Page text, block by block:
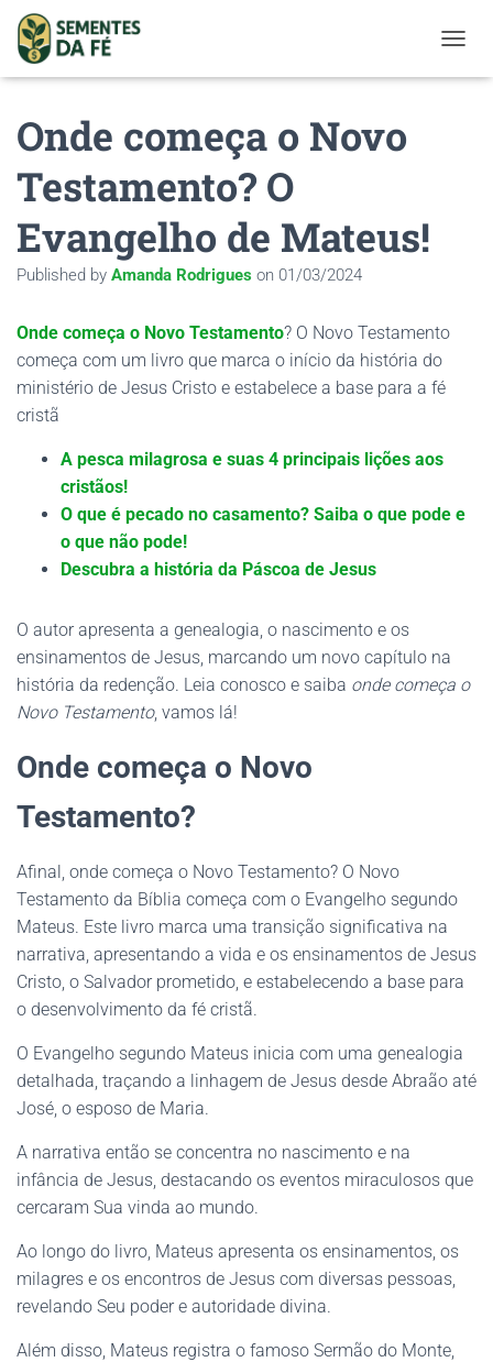
Onde começa o Novo
Testamento? O
Evangelho de Mateus!
Published by Amanda Rodrigues on 01/03/2024
Onde começa o Novo Testamento? O Novo Testamento
começa com um livro que marca o início da história do
ministério de Jesus Cristo e estabelece a base para a fé
cristã
A pesca milagrosa e suas 4 principais lições aos
cristãos!
O que é pecado no casamento? Saiba o que pode e
o que não pode!
Descubra a história da Páscoa de Jesus
O autor apresenta a genealogia, o nascimento e os
ensinamentos de Jesus, marcando um novo capítulo na
história da redenção. Leia conosco e saiba onde começa o
Novo Testamento, vamos lá!
Onde começa o Novo
Testamento?
Afinal, onde começa o Novo Testamento? O Novo
Testamento da Bíblia começa com o Evangelho segundo
Mateus. Este livro marca uma transição significativa na
narrativa, apresentando a vida e os ensinamentos de Jesus
Cristo, o Salvador prometido, e estabelecendo a base para
o desenvolvimento da fé cristã.
O Evangelho segundo Mateus inicia com uma genealogia
detalhada, traçando a linhagem de Jesus desde Abraão até
José, o esposo de Maria.
A narrativa então se concentra no nascimento e na
infância de Jesus, destacando os eventos miraculosos que
cercaram Sua vinda ao mundo.
Ao longo do livro, Mateus apresenta os ensinamentos, os
milagres e os encontros de Jesus com diversas pessoas,
revelando Seu poder e autoridade divina.
Além disso, Mateus registra o famoso Sermão do Monte,